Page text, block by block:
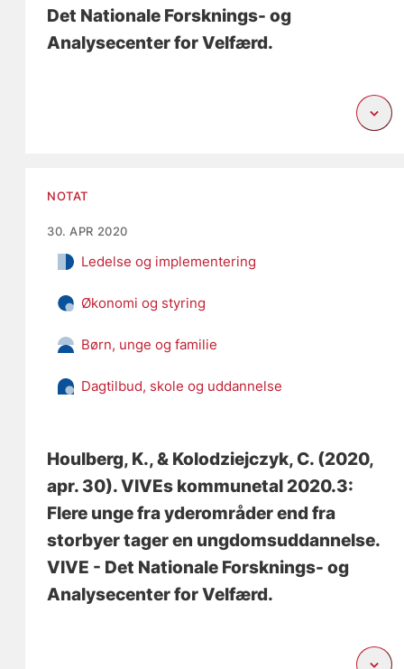
Det Nationale Forsknings- og
Analysecenter for Velfærd.
NOTAT
30. APR 2020
Ledelse og implementering
Økonomi og styring
Børn, unge og familie
Dagtilbud, skole og uddannelse
Houlberg, K., & Kolodziejczyk, C. (2020,
apr. 30).VIVEs kommunetal 2020.3:
Flere unge fra yderområder end fra
storbyer tager en ungdomsuddannelse.
VIVE - Det Nationale Forsknings- og
Analysecenter for Velfærd.